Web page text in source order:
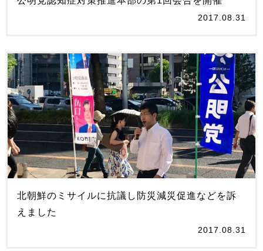
2017.08.31
北朝鮮のミサイルに抗議し防災減災促進などを訴
えました
2017.08.31